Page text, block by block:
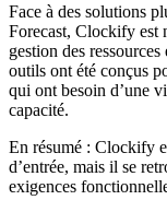
Face à des solutions
Forecast, Clockify est
gestion des
outils ont été conçus
qui ont besoin d’une
capacité.
En résumé : Clockify
d’entrée, mais il se
exigences